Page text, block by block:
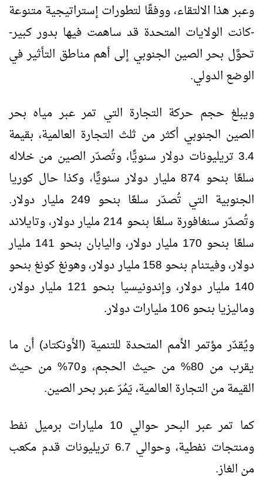
وعبر هذا الالتقاء، ووفقًا لتطورات إستراتيجية متنوعة
-كانت الولايات المتحدة قد ساهمت فيها بدور كبير-
تحوَّل بحر الصين الجنوبي إلى أهم مناطق التأثير في
الوضع الدولي.
ويبلغ حجم حركة التجارة التي تمر عبر مياه بحر
الصين الجنوبي أكثر من ثلث التجارة العالمية، بقيمة
3.4 تريليونات دولار سنويًّا، وتُصدّر الصين من خلاله
سلعًا بنحو 874 مليار دولار سنويًّا، وكذا حال كوريا
الجنوبية التي تُصدّر سلعًا بنحو 249 مليار دولار.
وتُصدّر سنغافورة سلعًا بنحو 214 مليار دولار، وتايلاند
سلعًا بنحو 170 مليار دولار، واليابان بنحو 141 مليار
دولار، وفيتنام بنحو 158 مليار دولار، وهونغ كونغ بنحو
140 مليار دولار، وإندونيسيا بنحو 121 مليار دولار،
وماليزيا بنحو 106 مليارات دولار.
ويُقدّر مؤتمر الأمم المتحدة للتنمية (الأونكتاد) أن ما
يقرب من 80% من حيث الحجم، و70% من حيث
القيمة من التجارة العالمية، يَمُرّ عبر بحر الصين.
كما تمر عبر البحر حوالي 10 مليارات برميل نفط
ومنتجات نفطية، وحوالي 6.7 تريليونات قدم مكعب
من الغاز.